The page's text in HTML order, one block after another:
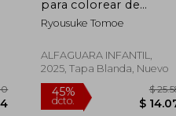
para colorear de
Wonka
Ryousuke Tomoe
ALFAGUARA INFANTIL,
2025, Tapa Blanda, Nuevo